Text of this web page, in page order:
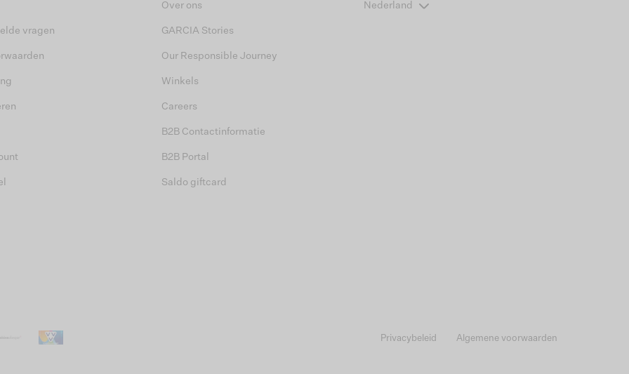
vragen
Over ons
GARCIA Stories
Our Responsible Journey
Winkels
Careers
B2B Contactinformatie
B2B Portal
Saldo giftcard
Nederland
Privacybeleid Algemene voorwaarden